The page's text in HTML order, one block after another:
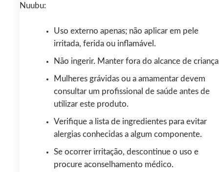
Nuubu:
Uso externo apenas; não aplicar em pele
irritada, ferida ou inflamável.
Não ingerir. Manter fora do alcance de
Mulheres grávidas ou a amamentar devem
consultar um profissional de saúde antes de
utilizar este produto.
Verifique a lista de ingredientes para evitar
alergias conhecidas a algum componente.
Se ocorrer irritação, descontinue o uso e
procure aconselhamento médico.